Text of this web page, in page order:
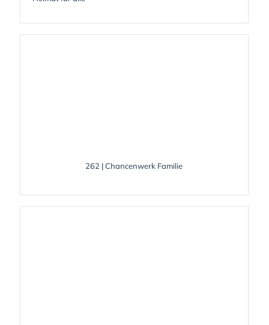
262 | Chancenwerk Familie